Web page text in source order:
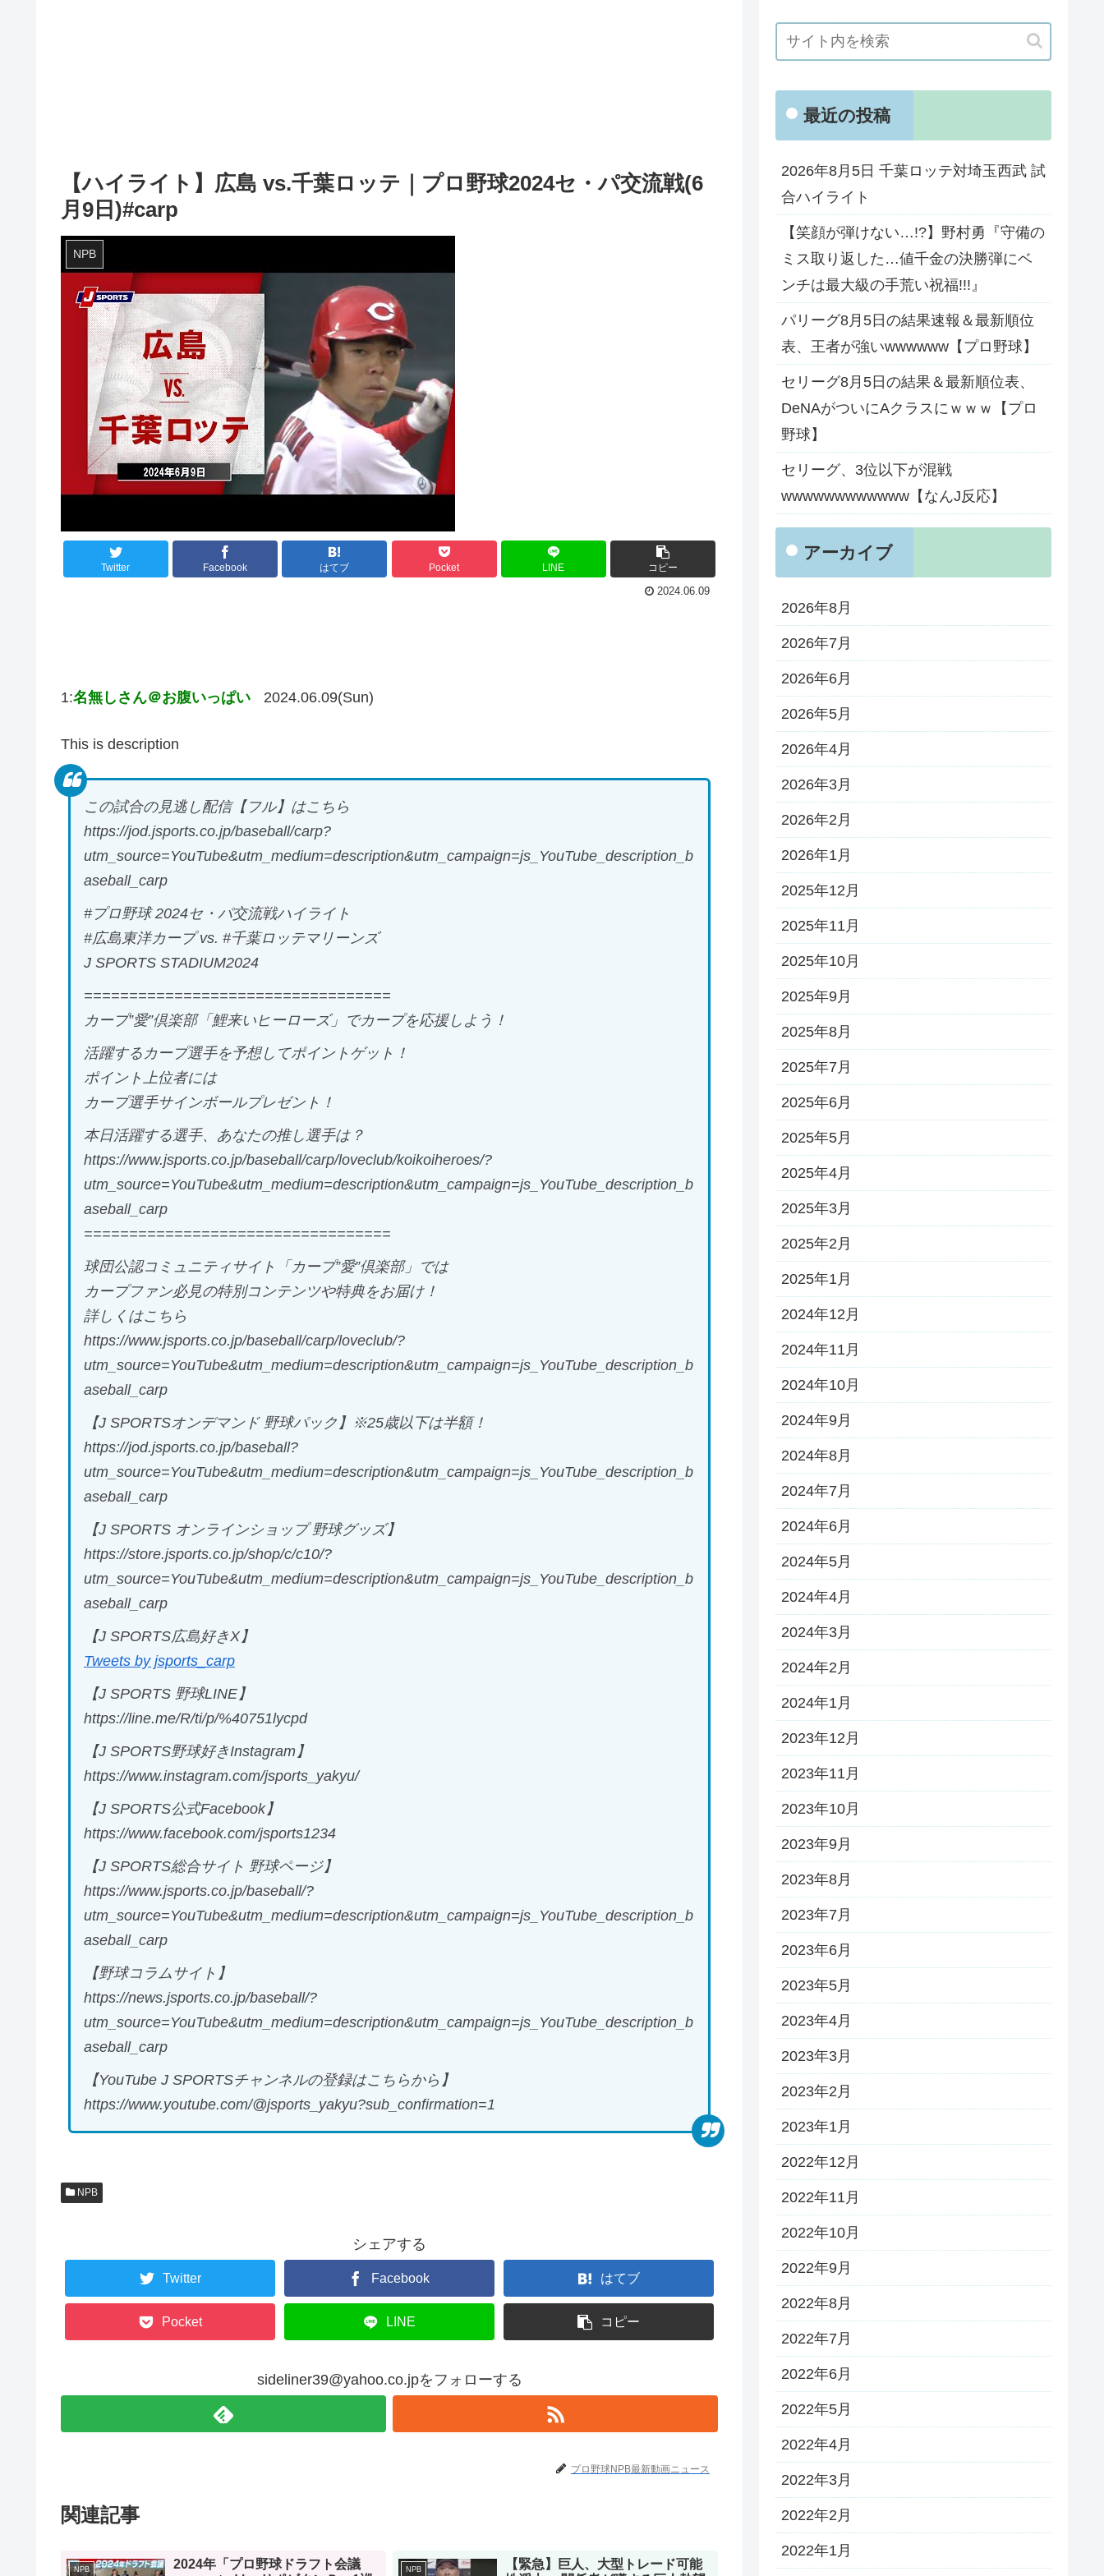
【ハイライト】広島 vs.千葉ロッテ｜プロ野球2024セ・パ交流戦(6
月9日)#carp
NPB
Twitter Facebook はてブ Pocket LINE コピー
2024.06.09
1:名無しさん＠お腹いっぱい 2024.06.09(Sun)
This is description
この試合の見逃し配信【フル】はこちら
https://jod.jsports.co.jp/baseball/carp?
utm_source=YouTube&utm_medium=description&utm_campaign=js_YouTube_description_b
aseball_carp
#プロ野球 2024セ・パ交流戦ハイライト
#広島東洋カープ vs. #千葉ロッテマリーンズ
J SPORTS STADIUM2024
==================================
カープ”愛”倶楽部「鯉来いヒーローズ」でカープを応援しよう！
活躍するカープ選手を予想してポイントゲット！
ポイント上位者には
カープ選手サインボールプレゼント！
本日活躍する選手、あなたの推し選手は？
https://www.jsports.co.jp/baseball/carp/loveclub/koikoiheroes/?
utm_source=YouTube&utm_medium=description&utm_campaign=js_YouTube_description_b
aseball_carp
==================================
球団公認コミュニティサイト「カープ”愛”倶楽部」では
カープファン必見の特別コンテンツや特典をお届け！
詳しくはこちら
https://www.jsports.co.jp/baseball/carp/loveclub/?
utm_source=YouTube&utm_medium=description&utm_campaign=js_YouTube_description_b
aseball_carp
【J SPORTSオンデマンド 野球パック】※25歳以下は半額！
https://jod.jsports.co.jp/baseball?
utm_source=YouTube&utm_medium=description&utm_campaign=js_YouTube_description_b
aseball_carp
【J SPORTS オンラインショップ 野球グッズ】
https://store.jsports.co.jp/shop/c/c10/?
utm_source=YouTube&utm_medium=description&utm_campaign=js_YouTube_description_b
aseball_carp
【J SPORTS広島好きX】
Tweets by jsports_carp
【J SPORTS 野球LINE】
https://line.me/R/ti/p/%40751lycpd
【J SPORTS野球好きInstagram】
https://www.instagram.com/jsports_yakyu/
【J SPORTS公式Facebook】
https://www.facebook.com/jsports1234
【J SPORTS総合サイト 野球ページ】
https://www.jsports.co.jp/baseball/?
utm_source=YouTube&utm_medium=description&utm_campaign=js_YouTube_description_b
aseball_carp
【野球コラムサイト】
https://news.jsports.co.jp/baseball/?
utm_source=YouTube&utm_medium=description&utm_campaign=js_YouTube_description_b
aseball_carp
【YouTube J SPORTSチャンネルの登録はこちらから】
https://www.youtube.com/@jsports_yakyu?sub_confirmation=1
NPB
シェアする
Twitter Facebook はてブ
Pocket LINE コピー
sideliner39@yahoo.co.jpをフォローする
プロ野球NPB最新動画ニュース
関連記事
NPB
2024年「プロ野球ドラフト会議
NPB
【緊急】巨人、大型トレード可能
最近の投稿
2026年8月5日 千葉ロッテ対埼玉西武 試
合ハイライト
【笑顔が弾けない…!?】野村勇『守備の
ミス取り返した…値千金の決勝弾にベ
ンチは最大級の手荒い祝福!!!』
パリーグ8月5日の結果速報＆最新順位
表、王者が強いwwwwww【プロ野球】
セリーグ8月5日の結果＆最新順位表、
DeNAがついにAクラスにｗｗｗ【プロ
野球】
セリーグ、3位以下が混戦
wwwwwwwwwwww【なんJ反応】
アーカイブ
2026年8月
2026年7月
2026年6月
2026年5月
2026年4月
2026年3月
2026年2月
2026年1月
2025年12月
2025年11月
2025年10月
2025年9月
2025年8月
2025年7月
2025年6月
2025年5月
2025年4月
2025年3月
2025年2月
2025年1月
2024年12月
2024年11月
2024年10月
2024年9月
2024年8月
2024年7月
2024年6月
2024年5月
2024年4月
2024年3月
2024年2月
2024年1月
2023年12月
2023年11月
2023年10月
2023年9月
2023年8月
2023年7月
2023年6月
2023年5月
2023年4月
2023年3月
2023年2月
2023年1月
2022年12月
2022年11月
2022年10月
2022年9月
2022年8月
2022年7月
2022年6月
2022年5月
2022年4月
2022年3月
2022年2月
2022年1月